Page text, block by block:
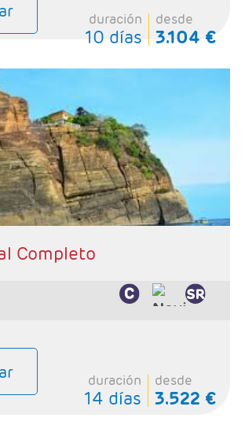
duración
10 días
desde
3.104 €
calendario
1 noche, Jaffna 1 noche, Trinvomalee 2
2 noches, Kandy 2 noches, Ella 1
1 noche y Bentota 1 noche
Primera Superior
itinerario
PARA VIAJAR A SRI LANKA
Completo
duración
14 días
desde
3.522 €